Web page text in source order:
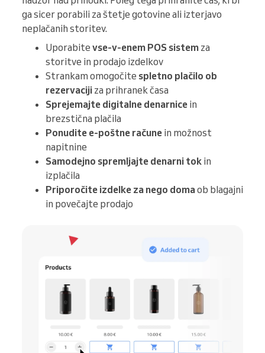
ga sicer porabili za štetje gotovine ali izterjavo
neplačanih storitev.
Uporabite vse-v-enem POS sistem za
storitve in prodajo izdelkov
Strankam omogočite spletno plačilo ob
rezervaciji za prihranek časa
Sprejemajte digitalne denarnice in
brezstična plačila
Ponudite e-poštne račune in možnost
napitnine
Samodejno spremljajte denarni tok in
izplačila
Priporočite izdelke za nego domaob blagajni
in povečajte prodajo